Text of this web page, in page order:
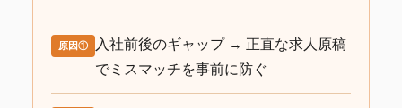
原因①
入社前後のギャップ → 正直な求人原稿
でミスマッチを事前に防ぐ